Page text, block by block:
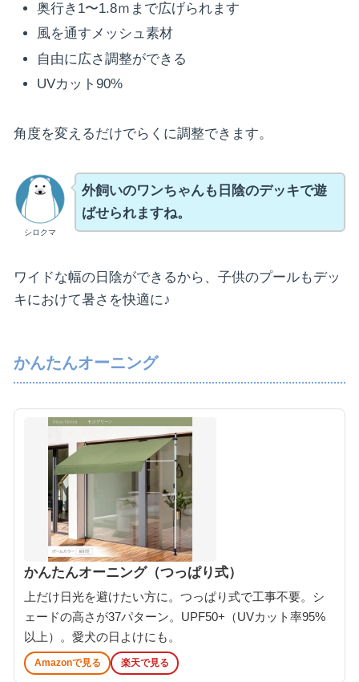
奥行き1〜1.8ｍまで広げられます
風を通すメッシュ素材
自由に広さ調整ができる
UVカット90%
角度を変えるだけでらくに調整できます。
シロクマ
外飼いのワンちゃんも日陰のデッキで遊
ばせられますね。
ワイドな幅の日陰ができるから、子供のプールもデッ
キにおけて暑さを快適に♪
かんたんオーニング
かんたんオーニング（つっぱり式）
上だけ日光を避けたい方に。つっぱり式で工事不要。シ
ェードの高さが37パターン。UPF50+（UVカット率95%
以上）。愛犬の日よけにも。
Amazonで見る 楽天で見る